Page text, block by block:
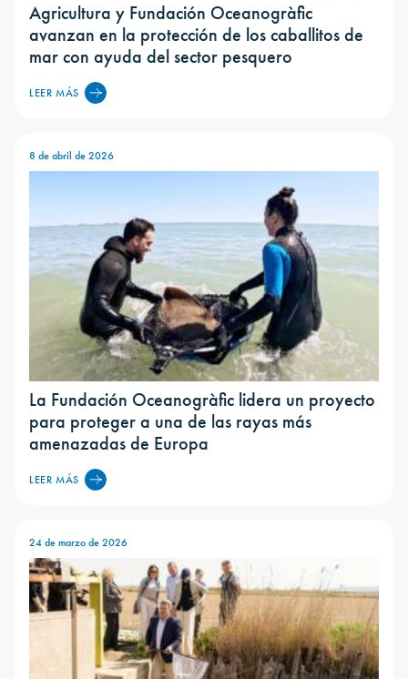
Agricultura y Fundación Oceanogràfic
avanzan en la protección de los caballitos de
mar con ayuda del sector pesquero
LEER MÁS
8 de abril de 2026
La Fundación Oceanogràfic lidera un proyecto
para proteger a una de las rayas más
amenazadas de Europa
LEER MÁS
24 de marzo de 2026